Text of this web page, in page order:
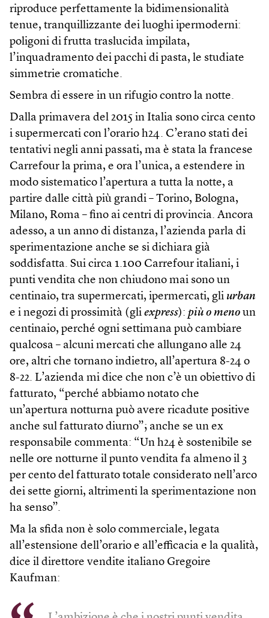
riproduce perfettamente la bidimensionalità
tenue, tranquillizzante dei luoghi ipermoderni:
poligoni di frutta traslucida impilata,
l’inquadramento dei pacchi di pasta, le studiate
simmetrie cromatiche.
Sembra di essere in un rifugio contro la notte.
Dalla primavera del 2015 in Italia sono circa cento
i supermercati con l’orario h24. C’erano stati dei
tentativi negli anni passati, ma è stata la francese
Carrefour la prima, e ora l’unica, a estendere in
modo sistematico l’apertura a tutta la notte, a
partire dalle città più grandi – Torino, Bologna,
Milano, Roma – fino ai centri di provincia. Ancora
adesso, a un anno di distanza, l’azienda parla di
sperimentazione anche se si dichiara già
soddisfatta. Sui circa 1.100 Carrefour italiani, i
punti vendita che non chiudono mai sono un
centinaio, tra supermercati, ipermercati, gli urban
e i negozi di prossimità (gli express): più o meno un
centinaio, perché ogni settimana può cambiare
qualcosa – alcuni mercati che allungano alle 24
ore, altri che tornano indietro, all’apertura 8-24 o
8-22. L’azienda mi dice che non c’è un obiettivo di
fatturato, “perché abbiamo notato che
un’apertura notturna può avere ricadute positive
anche sul fatturato diurno”; anche se un ex
responsabile commenta: “Un h24 è sostenibile se
nelle ore notturne il punto vendita fa almeno il 3
per cento del fatturato totale considerato nell’arco
dei sette giorni, altrimenti la sperimentazione non
ha senso”.
Ma la sfida non è solo commerciale, legata
all’estensione dell’orario e all’efficacia e la qualità,
dice il direttore vendite italiano Gregoire
Kaufman: